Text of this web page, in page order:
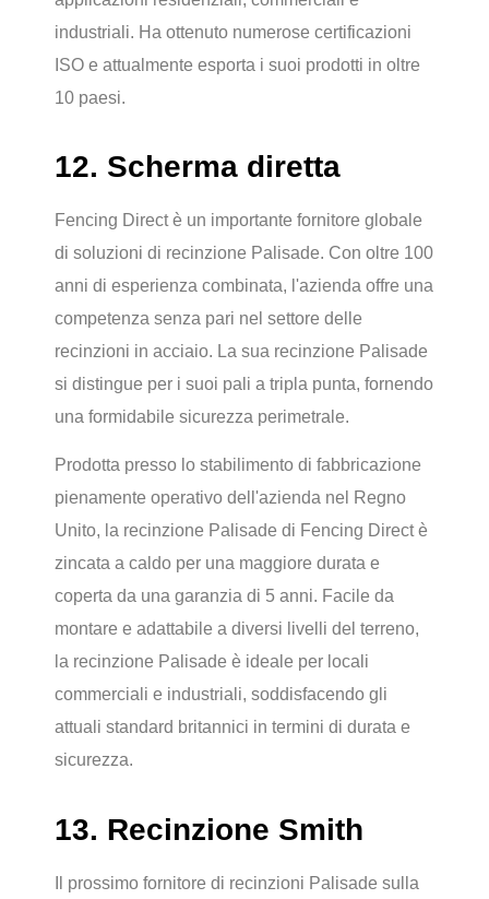
industriali. Ha ottenuto numerose certificazioni
ISO e attualmente esporta i suoi prodotti in oltre
10 paesi.
12. Scherma diretta
Fencing Direct è un importante fornitore globale
di soluzioni di recinzione Palisade. Con oltre 100
anni di esperienza combinata, l'azienda offre una
competenza senza pari nel settore delle
recinzioni in acciaio. La sua recinzione Palisade
si distingue per i suoi pali a tripla punta, fornendo
una formidabile sicurezza perimetrale.
Prodotta presso lo stabilimento di fabbricazione
pienamente operativo dell'azienda nel Regno
Unito, la recinzione Palisade di Fencing Direct è
zincata a caldo per una maggiore durata e
coperta da una garanzia di 5 anni. Facile da
montare e adattabile a diversi livelli del terreno,
la recinzione Palisade è ideale per locali
commerciali e industriali, soddisfacendo gli
attuali standard britannici in termini di durata e
sicurezza.
13. Recinzione Smith
Il prossimo fornitore di recinzioni Palisade sulla